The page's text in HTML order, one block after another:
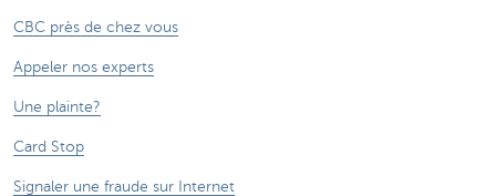
CBC près de chez vous
Appeler nos experts
Une plainte?
Card Stop
Signaler une fraude sur Internet